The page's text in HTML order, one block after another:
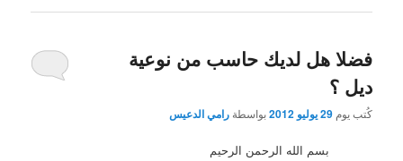
فضلا هل لديك حاسب من نوعية
ديل ؟
كُتب يوم29 يوليو 2012 بواسطةرامي الدعيس
بسم الله الرحمن الرحيم